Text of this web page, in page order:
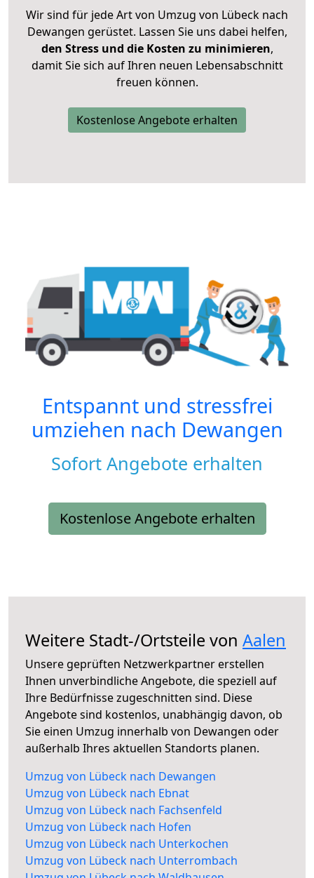
Wir sind für jede Art von Umzug von Lübeck nach
Dewangen gerüstet. Lassen Sie uns dabei helfen,
den Stress und die Kosten zu minimieren,
damit Sie sich auf Ihren neuen Lebensabschnitt
freuen können.
Kostenlose Angebote erhalten
Entspannt und stressfrei
umziehen nach Dewangen
Sofort Angebote erhalten
Kostenlose Angebote erhalten
Weitere Stadt-/Ortsteile von Aalen
Unsere geprüften Netzwerkpartner erstellen
Ihnen unverbindliche Angebote, die speziell auf
Ihre Bedürfnisse zugeschnitten sind. Diese
Angebote sind kostenlos, unabhängig davon, ob
Sie einen Umzug innerhalb von Dewangen oder
außerhalb Ihres aktuellen Standorts planen.
Umzug von Lübeck nach Dewangen
Umzug von Lübeck nach Ebnat
Umzug von Lübeck nach Fachsenfeld
Umzug von Lübeck nach Hofen
Umzug von Lübeck nach Unterkochen
Umzug von Lübeck nach Unterrombach